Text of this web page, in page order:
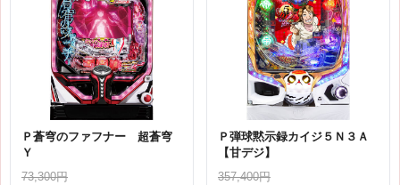
Ｐ蒼穹のファフナー 超蒼穹
Ｙ
73,300円
Ｐ弾球黙示録カイジ５Ｎ３Ａ
【甘デジ】
357,400円